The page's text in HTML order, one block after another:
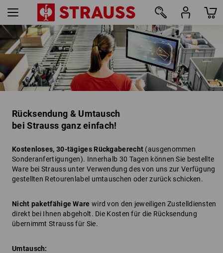
Rücksendung & Umtausch
bei Strauss ganz einfach!
Kostenloses, 30-tägiges Rückgaberecht (ausgenommen
Sonderanfertigungen). Innerhalb 30 Tagen können Sie bestellte
Ware bei Strauss unter Verwendung des von uns zur Verfügung
gestellten Retourenlabel umtauschen oder zurück schicken.
Nicht paketfähige Ware wird von den jeweiligen Zustelldiensten
direkt bei Ihnen abgeholt. Die Kosten für die Rücksendung
übernimmt Strauss für Sie.
Umtausch: